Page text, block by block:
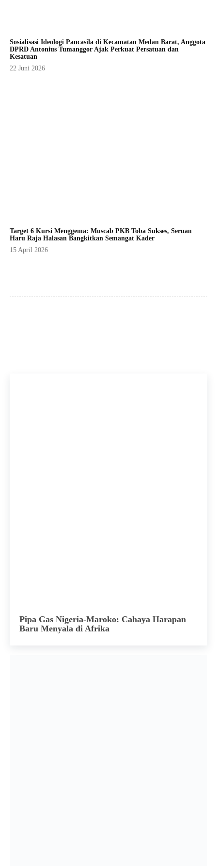
Sosialisasi Ideologi Pancasila di Kecamatan Medan Barat, Anggota
DPRD Antonius Tumanggor Ajak Perkuat Persatuan dan
Kesatuan
22 Juni 2026
Target 6 Kursi Menggema: Muscab PKB Toba Sukses, Seruan
Haru Raja Halasan Bangkitkan Semangat Kader
15 April 2026
Pipa Gas Nigeria-Maroko: Cahaya Harapan
Baru Menyala di Afrika